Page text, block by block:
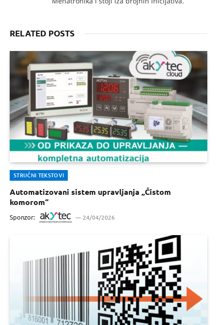
RELATED POSTS
STRUČNI TEKSTOVI
Automatizovani sistem upravljanja „Čistom
komorom“
Sponzor: 24/04/2026